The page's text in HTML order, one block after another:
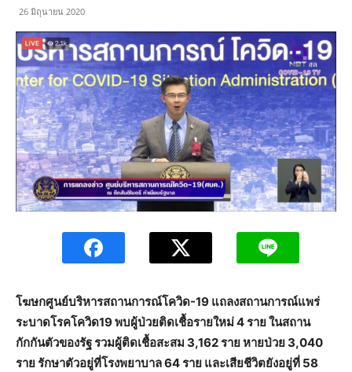
26 มิถุนายน 2020
โฆษกศูนย์บริหารสถานการณ์โควิด-19 แถลงสถานการณ์แพร่
ระบาดโรคโควิด19 พบผู้ป่วยติดเชื้อรายใหม่ 4 ราย ในสถาน
กักกันตัวของรัฐ รวมผู้ติดเชื้อสะสม 3,162 ราย หายป่วย 3,040
ราย รักษาตัวอยู่ที่โรงพยาบาล 64 ราย และเสียชีวิตยังอยู่ที่ 58